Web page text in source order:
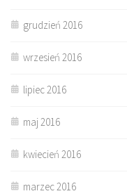
grudzień 2016
wrzesień 2016
lipiec 2016
maj 2016
kwiecień 2016
marzec 2016